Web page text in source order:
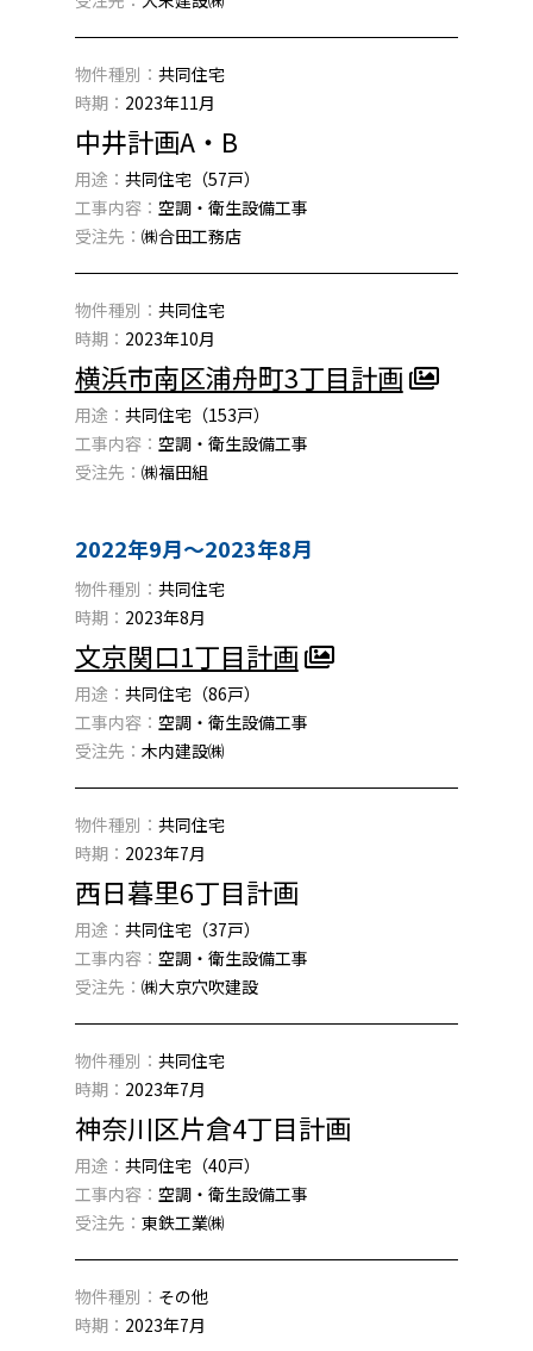
物件種別： 共同住宅
時期： 2023年11月
中井計画A・B
用途： 共同住宅（57戸）
工事内容： 空調・衛生設備工事
受注先： ㈱合田工務店
物件種別： 共同住宅
時期： 2023年10月
横浜市南区浦舟町3丁目計画
用途： 共同住宅（153戸）
工事内容： 空調・衛生設備工事
受注先： ㈱福田組
2022年9月〜2023年8月
物件種別： 共同住宅
時期： 2023年8月
文京関口1丁目計画
用途： 共同住宅（86戸）
工事内容： 空調・衛生設備工事
受注先： 木内建設㈱
物件種別： 共同住宅
時期： 2023年7月
西日暮里6丁目計画
用途： 共同住宅（37戸）
工事内容： 空調・衛生設備工事
受注先： ㈱大京穴吹建設
物件種別： 共同住宅
時期： 2023年7月
神奈川区片倉4丁目計画
用途： 共同住宅（40戸）
工事内容： 空調・衛生設備工事
受注先： 東鉄工業㈱
物件種別： その他
時期： 2023年7月